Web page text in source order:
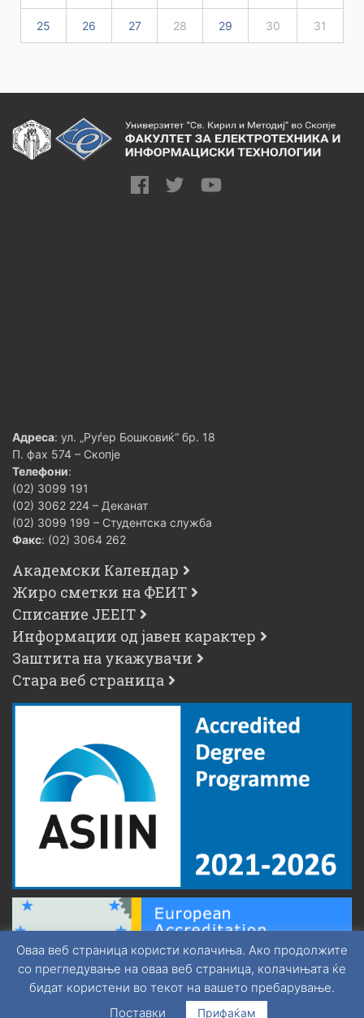
25 26 27 28 29 30 31
Адреса: ул. „Руѓер Бошковиќ“ бр. 18
П. фах 574 – Скопје
Телефони:
(02) 3099 191
(02) 3062 224 – Деканат
(02) 3099 199 – Студентска служба
Факс: (02) 3064 262
Академски Календар
Жиро сметки на ФЕИТ
Списание JEEIT
Информации од јавен карактер
Заштита на укажувачи
Стара веб страница
Оваа веб страница користи колачиња. Ако продолжите
со прегледување на оваа веб страница, колачињата ќе
бидат користени во текот на вашето пребарување.
Поставки
Прифаќам